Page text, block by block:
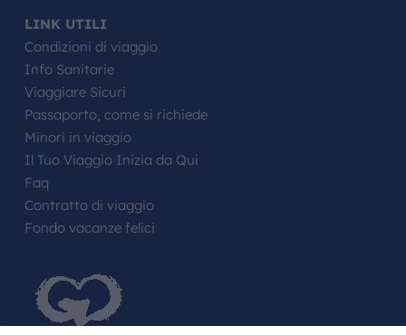
LINK UTILI
Condizioni di viaggio
Info Sanitarie
Viaggiare Sicuri
Passaporto, come si richiede
Minori in viaggio
Il Tuo Viaggio Inizia da Qui
Faq
Contratto di viaggio
Fondo vacanze felici